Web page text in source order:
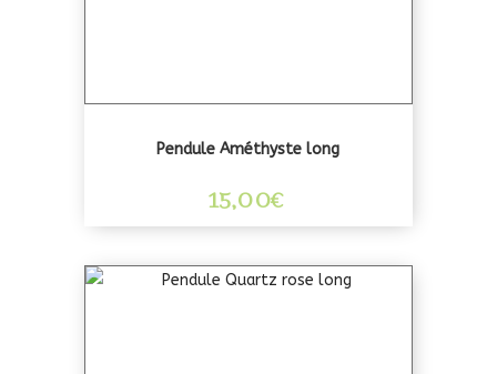
Pendule Améthyste long
15,00€